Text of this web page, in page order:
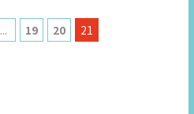
... 19 20 21